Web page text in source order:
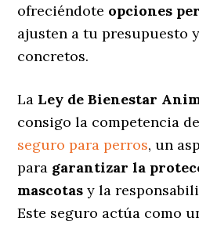
ofreciéndote opciones
ajusten a tu presupuesto
concretos.
La Ley de Bienestar
consigo la competencia
seguro para perros, un
para garantizar la
mascotas y la
Este seguro actúa como